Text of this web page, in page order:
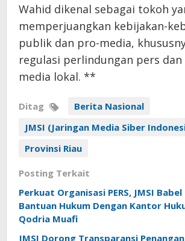
Wahid dikenal sebagai tokoh
memperjuangkan kebijakan-
publik dan pro-media,
regulasi perlindungan pers
media lokal. **
Ditag
Berita Nasional
JMSI (Jaringan Media Siber
Provinsi Riau
Posting Terkait
Perkuat Organisasi PERS, JMSI
Bantuan Hukum Dengan Kantor
Qodria Muafi
JMSI Dorong Transparansi